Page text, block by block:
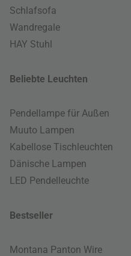
Schlafsofa
Wandregale
HAY Stuhl
Beliebte Leuchten
Pendellampe für Außen
Muuto Lampen
Kabellose Tischleuchten
Dänische Lampen
LED Pendelleuchte
Bestseller
Montana Panton Wire